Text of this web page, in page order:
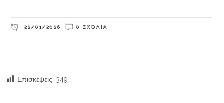
22/01/2026 0 ΣΧΌΛΙΑ
Επισκέψεις: 349